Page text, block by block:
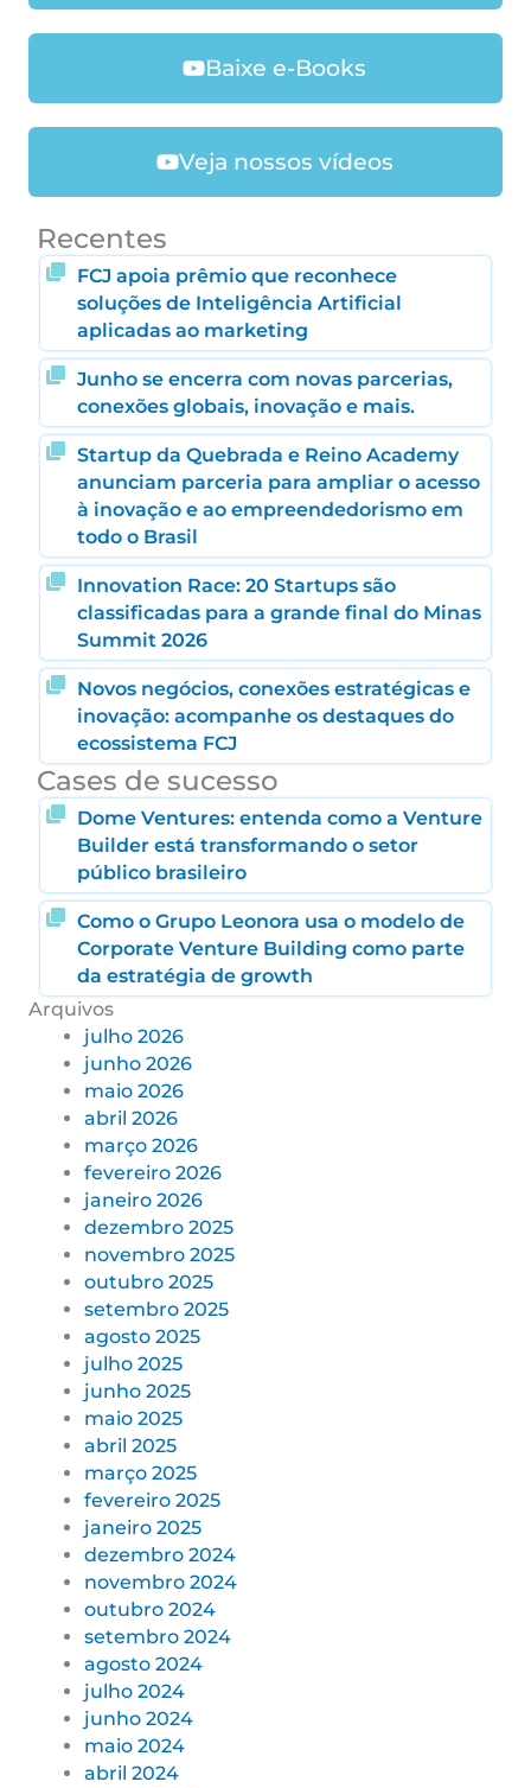
Baixe e-Books
Veja nossos vídeos
Recentes
FCJ apoia prêmio que reconhece
soluções de Inteligência Artificial
aplicadas ao marketing
Junho se encerra com novas parcerias,
conexões globais, inovação e mais.
Startup da Quebrada e Reino Academy
anunciam parceria para ampliar o acesso
à inovação e ao empreendedorismo em
todo o Brasil
Innovation Race: 20 Startups são
classificadas para a grande final do Minas
Summit 2026
Novos negócios, conexões estratégicas e
inovação: acompanhe os destaques do
ecossistema FCJ
Cases de sucesso
Dome Ventures: entenda como a Venture
Builder está transformando o setor
público brasileiro
Como o Grupo Leonora usa o modelo de
Corporate Venture Building como parte
da estratégia de growth
Arquivos
julho 2026
junho 2026
maio 2026
abril 2026
março 2026
fevereiro 2026
janeiro 2026
dezembro 2025
novembro 2025
outubro 2025
setembro 2025
agosto 2025
julho 2025
junho 2025
maio 2025
abril 2025
março 2025
fevereiro 2025
janeiro 2025
dezembro 2024
novembro 2024
outubro 2024
setembro 2024
agosto 2024
julho 2024
junho 2024
maio 2024
abril 2024